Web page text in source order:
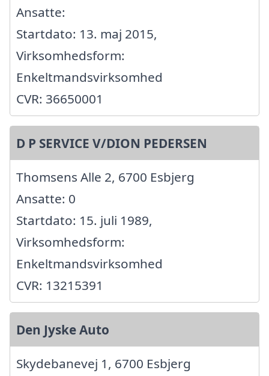
Ansatte:
Startdato: 13. maj 2015,
Virksomhedsform:
Enkeltmandsvirksomhed
CVR: 36650001
D P SERVICE V/DION PEDERSEN
Thomsens Alle 2, 6700 Esbjerg
Ansatte: 0
Startdato: 15. juli 1989,
Virksomhedsform:
Enkeltmandsvirksomhed
CVR: 13215391
Den Jyske Auto
Skydebanevej 1, 6700 Esbjerg